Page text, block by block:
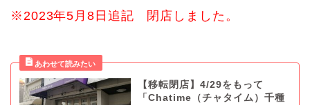
※2023年5月8日追記 閉店しました。
【移転閉店】4/29をもって
「Chatime（チャタイム）千種